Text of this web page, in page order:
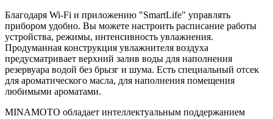
Благодаря Wi-Fi и приложению "SmartLife" управлять
прибором удобно. Вы можете настроить расписание работы
устройства, режимы, интенсивность увлажнения.
Продуманная конструкция увлажнителя воздуха
предусматривает верхний залив воды для наполнения
резервуара водой без брызг и шума. Есть специальный отсек
для ароматического масла, для наполнения помещения
любимыми ароматами.
MINAMOTO обладает интеллектуальным поддержанием